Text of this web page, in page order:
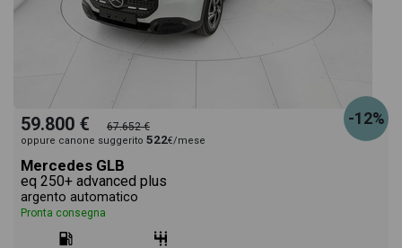
-12%
59.800 € 67.652 €
oppure canone suggerito 522€/mese
Mercedes GLB
eq 250+ advanced plus
argento automatico
Pronta consegna